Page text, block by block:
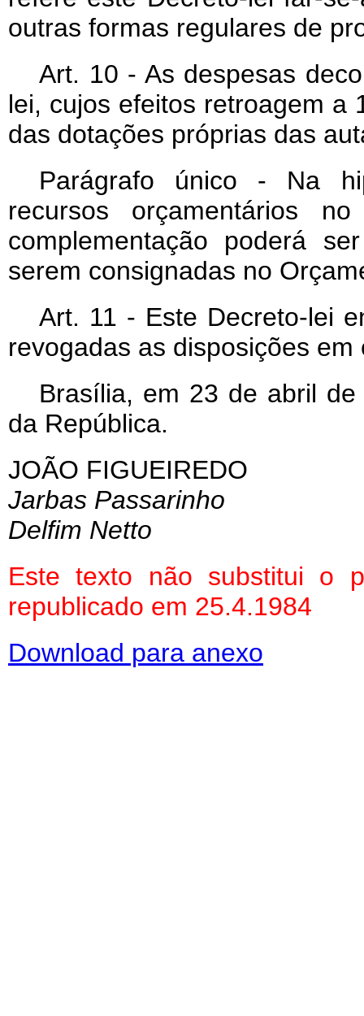
outras formas regulares de
Art. 10 - As despesas
lei, cujos efeitos retroagem a
das dotações próprias das
Parágrafo único - Na
recursos orçamentários
complementação poderá
serem consignadas no
Art. 11 - Este Decreto-lei
revogadas as disposições em
Brasília, em 23 de abril de
da República.
JOÃO FIGUEIREDO
Jarbas Passarinho
Delfim Netto
Este texto não substitui o
republicado em 25.4.1984
Download para anexo